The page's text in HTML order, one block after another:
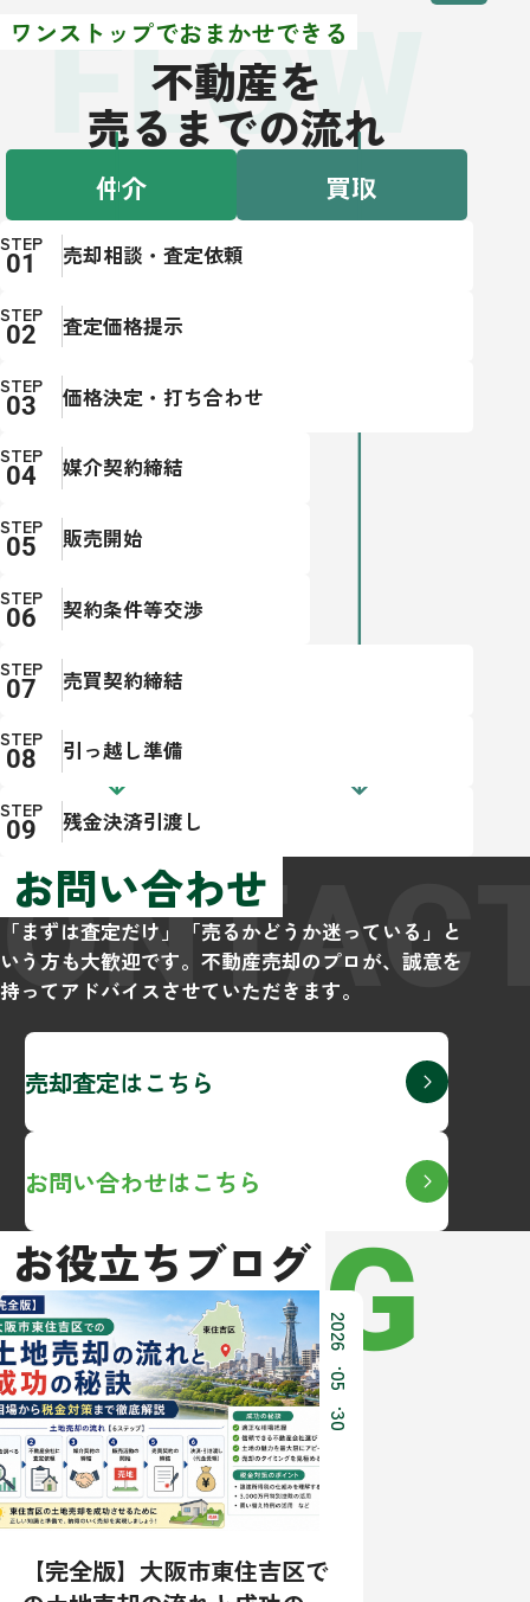
ワンストップでおまかせできる
不動産を
売るまでの流れ
FLOW
仲介 買取
STEP 売却相談・査定依頼
STEP 査定価格提示
STEP 価格決定・打ち合わせ
STEP 媒介契約締結
STEP 販売開始
STEP 契約条件等交渉
STEP 売買契約締結
STEP 引っ越し準備
STEP 残金決済引渡し
お問い合わせ
「まずは査定だけ」「売るかどうか迷っている」と
いう方も大歓迎です。不動産売却のプロが、誠意を
持ってアドバイスさせていただきます。
売却査定はこちら
お問い合わせはこちら
お役立ちブログ
BLOG
2026
05
30
【完全版】大阪市東住吉区で